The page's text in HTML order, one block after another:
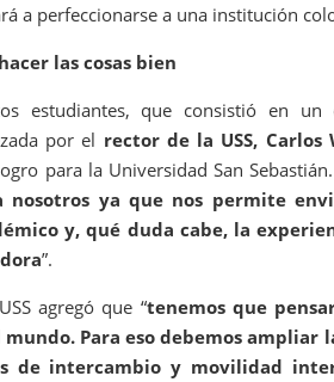
a perfeccionarse a una institución
las cosas bien
estudiantes, que consistió en un
por el rector de la USS, Carlos
para la Universidad San
ya que nos permite
y, qué duda cabe, la
”.
agregó que “tenemos que
Para eso debemos ampliar
de intercambio y movilidad